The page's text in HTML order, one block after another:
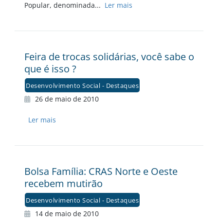
Popular, denominada... Ler mais
Feira de trocas solidárias, você sabe o
que é isso ?
Desenvolvimento Social - Destaques
26 de maio de 2010
Ler mais
Bolsa Família: CRAS Norte e Oeste
recebem mutirão
Desenvolvimento Social - Destaques
14 de maio de 2010